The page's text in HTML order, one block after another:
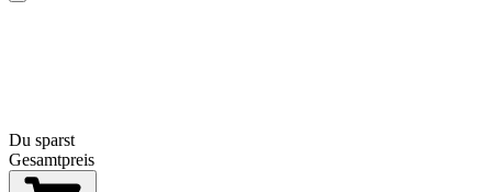
Du sparst
Gesamtpreis